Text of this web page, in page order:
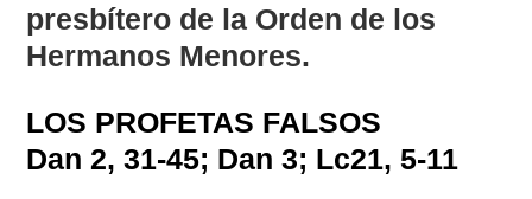
presbítero de la Orden de los
Hermanos Menores.
LOS PROFETAS FALSOS
Dan 2, 31-45; Dan 3; Lc21, 5-11